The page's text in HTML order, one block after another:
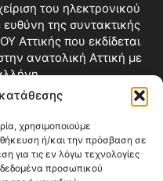
χρησιμοποιούμε
ή/και την πρόσβαση σε
για τις εν λόγω τεχνολογίες
προσωπικού
του ηλεκτρονικού
της συντακτικής
Αττικής που εκδίδεται
ανατολική Αττική με
ΜΑΣ